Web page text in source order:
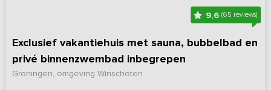
9,6 (65 reviews)
Exclusief vakantiehuis met sauna, bubbelbad en
privé binnenzwembad inbegrepen
Groningen, omgeving Winschoten